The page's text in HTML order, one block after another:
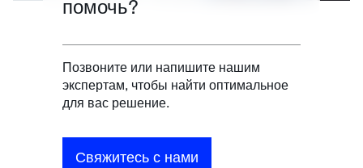
помочь?
Позвоните или напишите нашим
экспертам, чтобы найти оптимальное
для вас решение.
Свяжитесь с нами